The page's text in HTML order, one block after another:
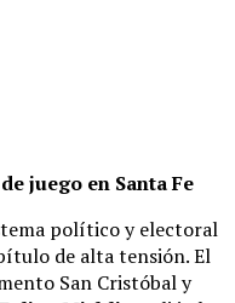
juego en Santa Fe
político y electoral
de alta tensión. El
San Cristóbal y